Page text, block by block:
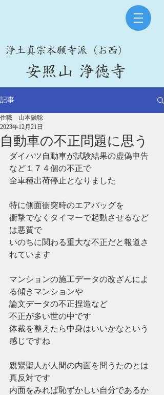
​浄土真宗本願寺派（お西）
​安照山 浄徳寺
記事
自動車の不正問題に思う
住職 山本融聡
2023年12月21日
ダイハツ自動車が試験結果の虚偽申告
など１７４個の不正で
全車種出荷停止となりました
特に側面衝突時のエアバッグを
衝撃でなくタイマーで起動させるなど
は悪質で
いのちに関わる重大な不正だと報道さ
れています
マンションの施工データの改ざんによ
る傾きマンションや
論文データの不正捏造など
不正が多い世の中です
体裁を整えたら中身はいいかなという
感じですね
親鸞聖人が人間の内面を問うたのとは
真反対です
内面をみれば恥ずかしい自分であるか